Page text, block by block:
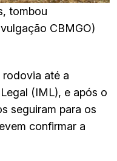
tombou
CBMGO)
rodovia até a
(IML), e após o
seguiram para os
confirmar a